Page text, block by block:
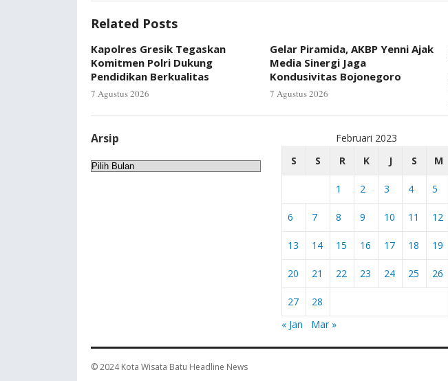
Related Posts
Kapolres Gresik Tegaskan
Komitmen Polri Dukung
Pendidikan Berkualitas
7 Agustus 2026
Gelar Piramida, AKBP Yenni Ajak
Media Sinergi Jaga
Kondusivitas Bojonegoro
7 Agustus 2026
Arsip
Arsip
Februari 2023
S
S R K J S M
1 2 3 4 5
6 7 8 9 10 11 12
13 14 15 16 17 18 19
20 21 22 23 24 25 26
27
28
« Jan
Mar »
© 2024Kota Wisata Batu Headline News